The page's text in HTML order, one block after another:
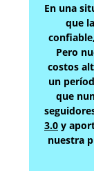
En una
que
Pero
costos
un
que
3.0 y
nuestra